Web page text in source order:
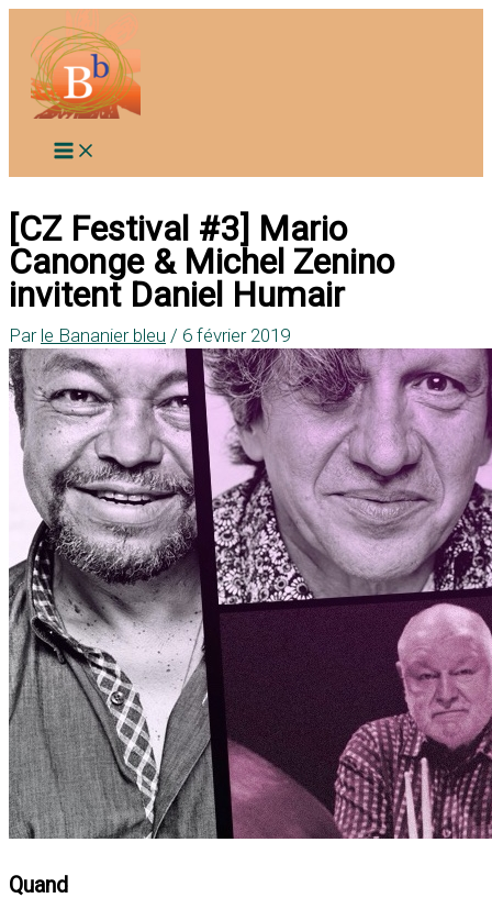
contenu
[CZ Festival #3] Mario
Canonge & Michel Zenino
invitent Daniel Humair
Par le Bananier bleu / 6 février 2019
Quand